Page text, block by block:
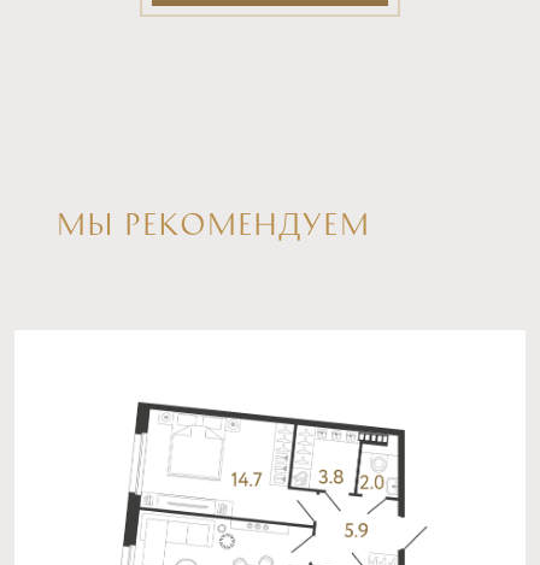
от 19,40%
от 20%
Программа от Банка Россия
Покупка квартиры в строящемся доме
МЫ РЕКОМЕНДУЕМ